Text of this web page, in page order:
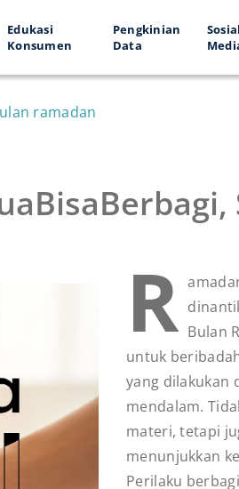
Edukasi
Konsumen
Pengkinian
Data
Sosial
ramadan
R Bulan
untuk
yang dilakukan
mendalam.
materi, tetapi
menunjukkan
Perilaku